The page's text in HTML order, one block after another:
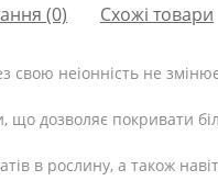
(0) Схожі товари
неіонність не
що дозволяє покривати
в рослину, а також